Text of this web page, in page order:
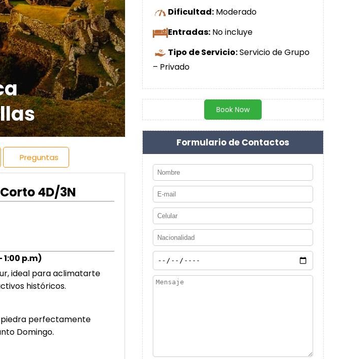
Preguntas
4D/3N
1:00 p.m)
ideal para aclimatarte
históricos.
piedra perfectamente
Domingo.
Dificultad: Moderado
Entradas: No incluye
Tipo de Servicio:Servicio de Grupo
– Privado
Book Now
Formulario de Contactos